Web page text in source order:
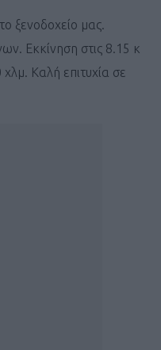
ξενοδοχείο μας.
Εκκίνηση στις 8.15 κ
Καλή επιτυχία σε